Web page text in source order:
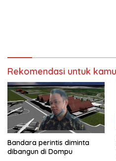
Rekomendasi untuk kamu
Bandara perintis diminta
dibangun di Dompu